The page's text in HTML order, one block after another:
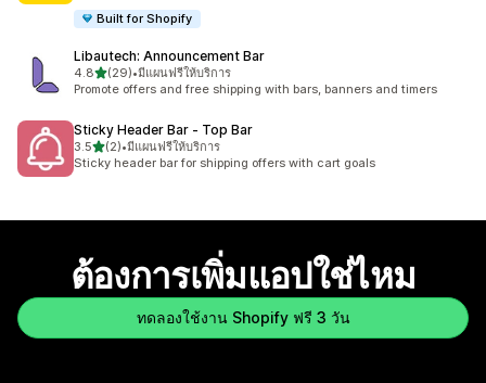
Built for Shopify
Libautech: Announcement Bar
4.8เต็ม 5 ดาว
(29)
ทั้งหมด 29 รีวิว
•มีแผนฟรีให้บริการ
Promote offers and free shipping with bars, banners and timers
Sticky Header Bar ‑ Top Bar
3.5เต็ม 5 ดาว
(2)
ทั้งหมด 2 รีวิว
•มีแผนฟรีให้บริการ
Sticky header bar for shipping offers with cart goals
ต้องการเพิ่มแอปใช่ไหม
ทดลองใช้งาน Shopify ฟรี 3 วัน